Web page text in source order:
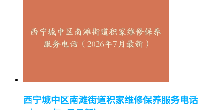
西宁城中区南滩街道积家维修保养服务电话